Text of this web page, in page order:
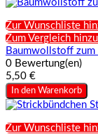
Zur Wunschliste
Zum Vergleich
Baumwollstoff zum
0 Bewertung(en)
5,50 €
In den Warenkorb
Zur Wunschliste